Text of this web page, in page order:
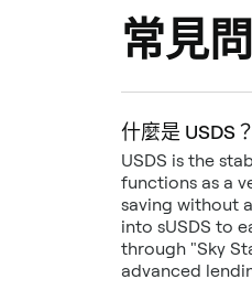
常見
什麼是 USDS？
USDS is the
functions as a
saving without
into sUSDS to
through "Sky
advanced